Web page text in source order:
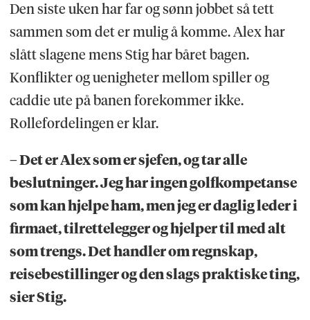
Den siste uken har far og sønn jobbet så tett
sammen som det er mulig å komme. Alex har
slått slagene mens Stig har båret bagen.
Konflikter og uenigheter mellom spiller og
caddie ute på banen forekommer ikke.
Rollefordelingen er klar.
– Det er Alex som er sjefen, og tar alle
beslutninger. Jeg har ingen golfkompetanse
som kan hjelpe ham, men jeg er daglig leder i
firmaet, tilrettelegger og hjelper til med alt
som trengs. Det handler om regnskap,
reisebestillinger og den slags praktiske ting,
sier Stig.